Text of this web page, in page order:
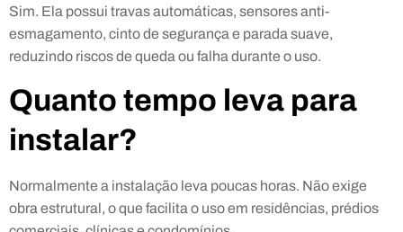
Sim. Ela possui travas automáticas, sensores anti-
esmagamento, cinto de segurança e parada suave,
reduzindo riscos de queda ou falha durante o uso.
Quanto tempo leva para
instalar?
Normalmente a instalação leva poucas horas. Não exige
obra estrutural, o que facilita o uso em residências, prédios